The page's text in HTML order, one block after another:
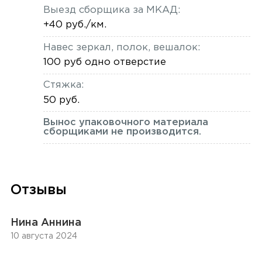
Выезд сборщика за МКАД:
+40 руб./км.
Навес зеркал, полок, вешалок:
100 руб одно отверстие
Стяжка:
50 руб.
Вынос упаковочного материала
сборщиками не производится.
Отзывы
Нина Аннина
10 августа 2024